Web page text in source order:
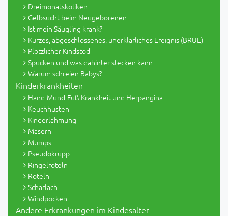
Dreimonatskoliken
Gelbsucht beim Neugeborenen
Ist mein Säugling krank?
Kurzes, abgeschlossenes, unerklärliches Ereignis (BRUE)
Plötzlicher Kindstod
Spucken und was dahinter stecken kann
Warum schreien Babys?
Kinderkrankheiten
Hand-Mund-Fuß-Krankheit und Herpangina
Keuchhusten
Kinderlähmung
Masern
Mumps
Pseudokrupp
Ringelröteln
Röteln
Scharlach
Windpocken
Andere Erkrankungen im Kindesalter